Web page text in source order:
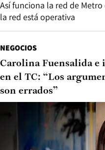
Así funciona la red de
la red está operativa
NEGOCIOS
Carolina Fuensalida
en el TC: “Los
son errados”